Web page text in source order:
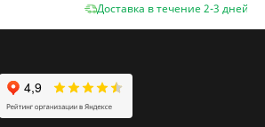
Доставка в течение 2-3 дней